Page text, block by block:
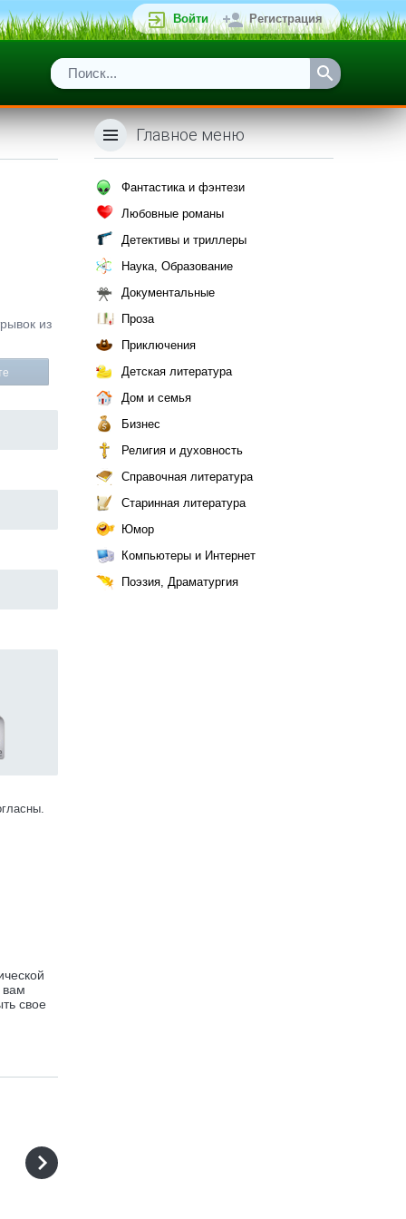
Войти Регистрация
из
вам
свое
Главное меню
Фантастика и фэнтези
Любовные романы
Детективы и триллеры
Наука, Образование
Документальные
Проза
Приключения
Детская литература
Дом и семья
Бизнес
Религия и духовность
Справочная литература
Старинная литература
Юмор
Компьютеры и Интернет
Поэзия, Драматургия